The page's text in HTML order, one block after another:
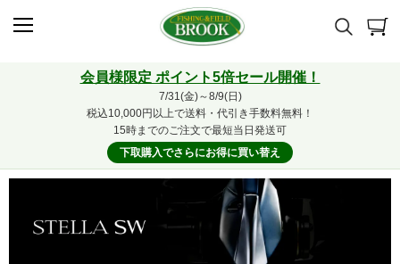
会員様限定 ポイント5倍セール開催！
7/31(金)～8/9(日)
税込10,000円以上で送料・代引き手数料無料！
15時までのご注文で最短当日発送可
下取購入でさらにお得に買い替え